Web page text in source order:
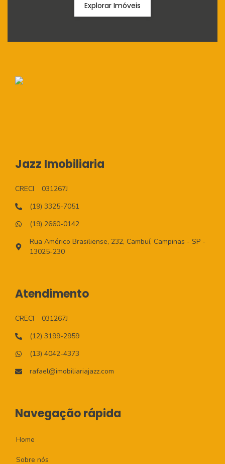
Explorar Imóveis
Jazz Imobiliaria
CRECI
031267J
(19) 3325-7051
(19) 2660-0142
Rua Américo Brasiliense, 232, Cambuí, Campinas - SP -
13025-230
Atendimento
CRECI
031267J
(12) 3199-2959
(13) 4042-4373
rafael@imobiliariajazz.com
Navegação rápida
Home
Sobre nós